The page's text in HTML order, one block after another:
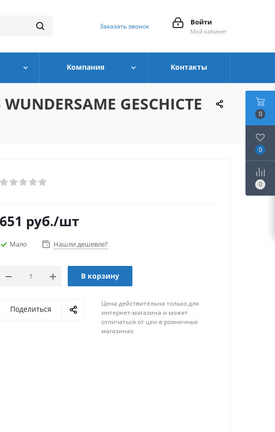
Войти
Мой кабинет
Заказать звонок
Компания Контакты
GESCHICTE
651 руб./шт
Мало Нашли дешевле?
В корзину
Поделиться
Цена действительна только для
интернет-магазина и может
отличаться от цен в розничных
магазинах
0
0
0